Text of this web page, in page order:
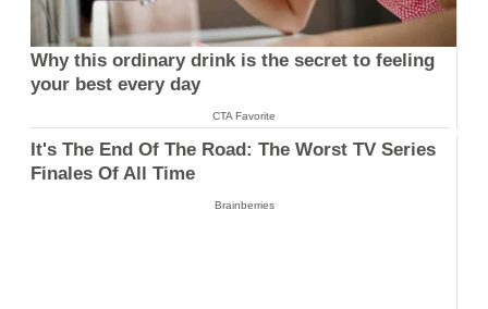
Why this ordinary drink is the secret to feeling
your best every day
CTA Favorite
It's The End Of The Road: The Worst TV Series
Finales Of All Time
Brainberries